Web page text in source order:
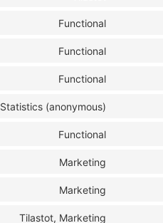
Functional
Functional
Functional
Statistics (anonymous)
Functional
Marketing
Marketing
Tilastot, Marketing